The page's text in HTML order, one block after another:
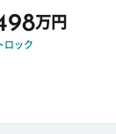
万円
ロック